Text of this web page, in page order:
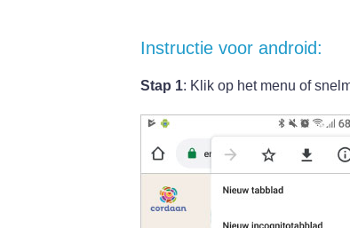
Instructie voor android:
Stap 1: Klik op het menu of